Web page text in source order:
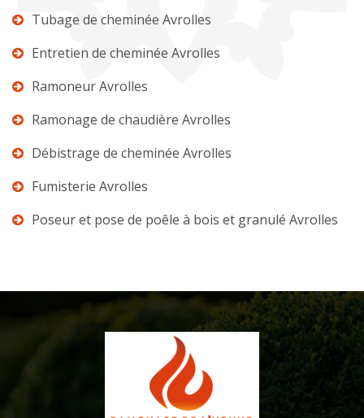
Tubage de cheminée Avrolles
Entretien de cheminée Avrolles
Ramoneur Avrolles
Ramonage de chaudière Avrolles
Débistrage de cheminée Avrolles
Fumisterie Avrolles
Poseur et pose de poêle à bois et granulé Avrolles